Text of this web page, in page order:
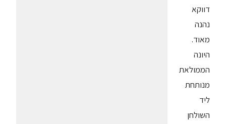
דווקא
נהנה
מאוד.
היונה
הממולאת
מנותחת
ליד
השולחן